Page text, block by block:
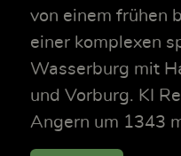
von einem frühen
einer komplexen
Wasserburg mit
und Vorburg. KI
Angern um 1343